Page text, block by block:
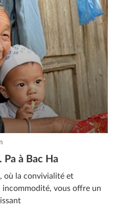
à Bac Ha
où la convivialité et
vous offre un